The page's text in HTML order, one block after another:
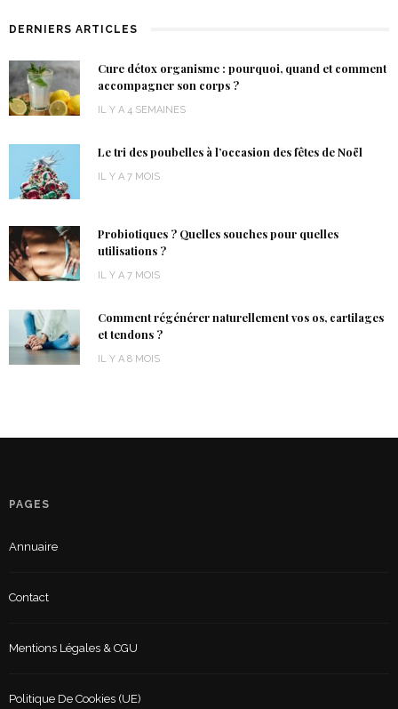
DERNIERS ARTICLES
Cure détox organisme : pourquoi, quand et comment
accompagner son corps ?
IL Y A 4 SEMAINES
Le tri des poubelles à l’occasion des fêtes de Noël
IL Y A 7 MOIS
Probiotiques ? Quelles souches pour quelles
utilisations ?
IL Y A 7 MOIS
Comment régénérer naturellement vos os, cartilages
et tendons ?
IL Y A 8 MOIS
PAGES
Annuaire
Contact
Mentions Légales & CGU
Politique De Cookies (UE)